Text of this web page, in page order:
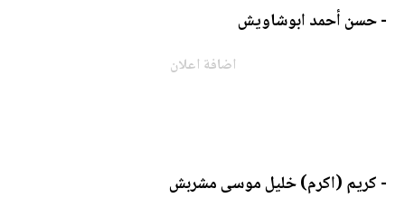
- حسن أحمد ابوشاويش
اضافة اعلان
- كريم (اكرم) خليل موسى مشربش